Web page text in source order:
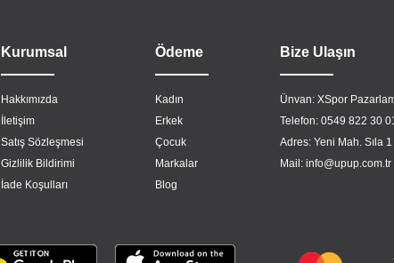
Kurumsal
Hakkımızda
İletişim
Satış Sözleşmesi
Gizlilik Bildirimi
İade Koşulları
Ödeme
Kadın
Erkek
Çocuk
Markalar
Blog
Bize Ulaşın
Ünvan: XSpor
Telefon: 0549 822 30
Adres: Yeni Mah. Sıla
Mail: info@upup.com.tr